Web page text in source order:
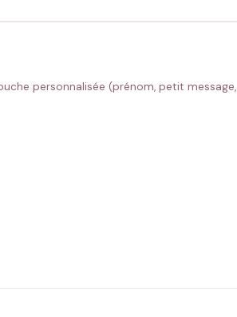
personnalisée (prénom, petit message,